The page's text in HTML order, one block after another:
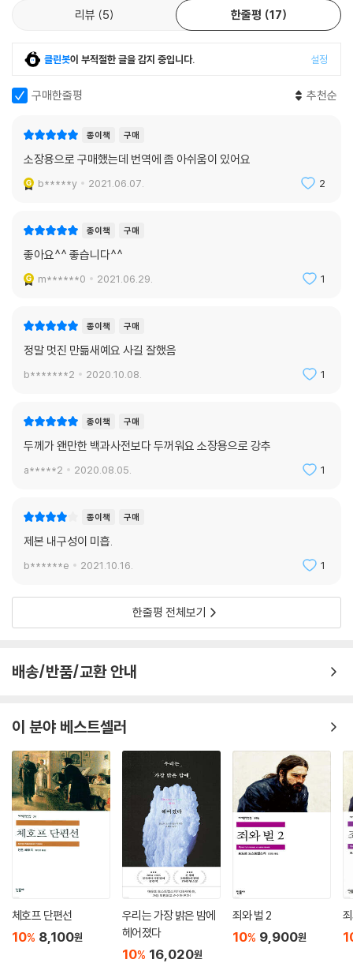
리뷰 5 한줄평 17
클린봇이 부적절한 글을 감지 중입니다. 설정
구매한줄평 추천순
종이책 구매
소장용으로 구매했는데 번역에 좀 아쉬움이 있어요
b*****y 2021.06.07. 2
종이책 구매
좋아요^^ 좋습니다^^
m******0 2021.06.29. 1
종이책 구매
정말 멋진 만듦새예요 사길 잘했음
b*******2 2020.10.08. 1
종이책 구매
두께가 왠만한 백과사전보다 두꺼워요 소장용으로 강추
a*****2 2020.08.05. 1
종이책 구매
제본 내구성이 미흡.
b******e 2021.10.16. 1
한줄평 전체보기
배송/반품/교환 안내
이 분야 베스트셀러
체호프 단편선
10% 8,100원
우리는 가장 밝은 밤에
헤어졌다
10% 16,020원
죄와 벌 2
10% 9,900원